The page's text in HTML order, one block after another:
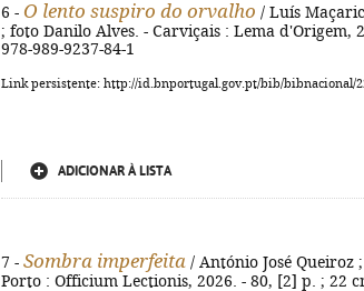
6 - O lento suspiro do orvalho / Luís
; foto Danilo Alves. - Carviçais : Lema d'Origem,
978-989-9237-84-1
Link persistente: http://id.bnportugal.gov.pt/bib/bibnacional/
ADICIONAR À LISTA
7 - Sombra imperfeita / António José
Porto : Officium Lectionis, 2026. - 80, [2] p. ; 22